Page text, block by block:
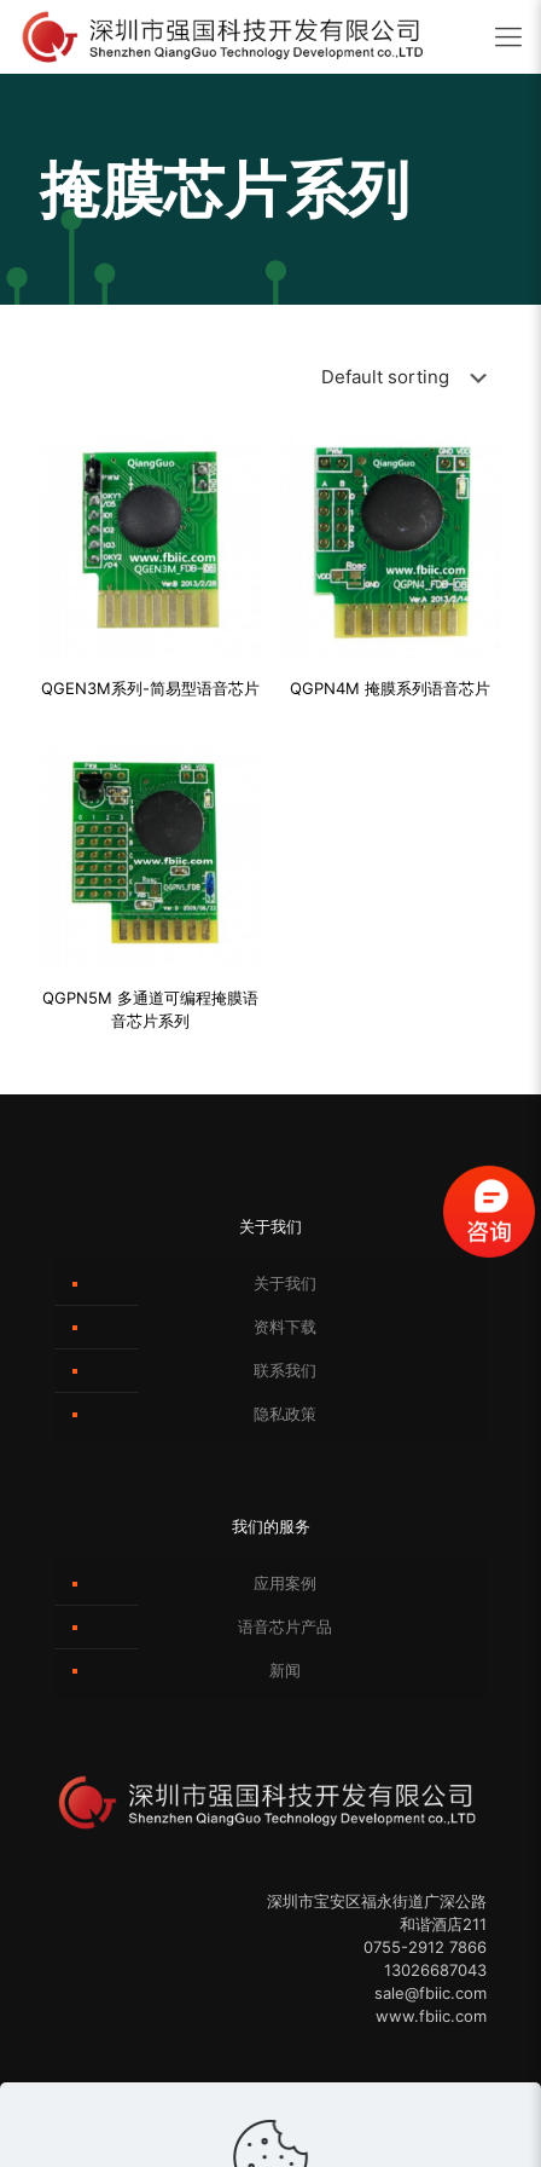
掩膜芯片系列
QGEN3M系列-简易型语音芯片 QGPN4M 掩膜系列语音芯片
QGPN5M 多通道可编程掩膜语
音芯片系列
关于我们
关于我们
资料下载
联系我们
隐私政策
我们的服务
应用案例
语音芯片产品
新闻
深圳市宝安区福永街道广深公路
和谐酒店211
0755-2912 7866
13026687043
sale@fbiic.com
www.fbiic.com